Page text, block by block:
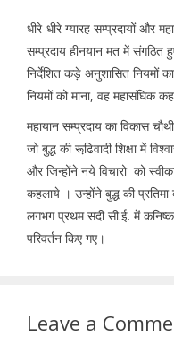
धीरे-धीरे ग्यारह सम्प्रदायों और
सम्प्रदाय हीनयान मत में संगठित
निर्देशित कड़े अनुशासित
नियमों को माना, वह महासंघिक
महायान सम्प्रदाय का विकास
जो बुद्ध की रूढि़वादी शिक्षा में
और जिन्होंने नये विचारो को
कहलाये । उन्होंने बुद्ध की
लगभग प्रथम सदी सी.ई. में
परिवर्तन किए गए।
Leave a